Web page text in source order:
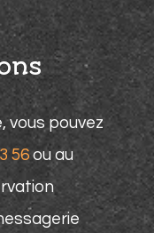
vous pouvez
56ou au